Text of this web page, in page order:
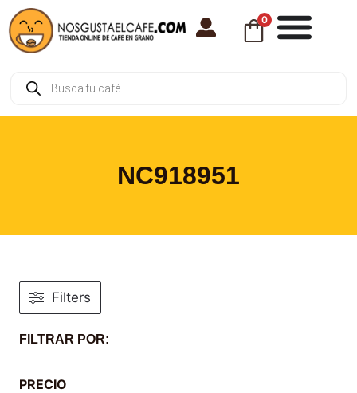
0
NC918951
Filters
FILTRAR POR:
PRECIO